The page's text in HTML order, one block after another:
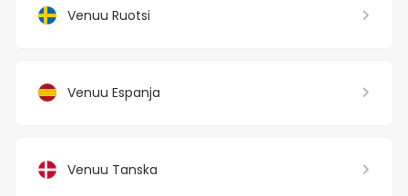
Venuu Ruotsi
Venuu Espanja
Venuu Tanska